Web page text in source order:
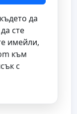
да
сте
имейли,
към
с